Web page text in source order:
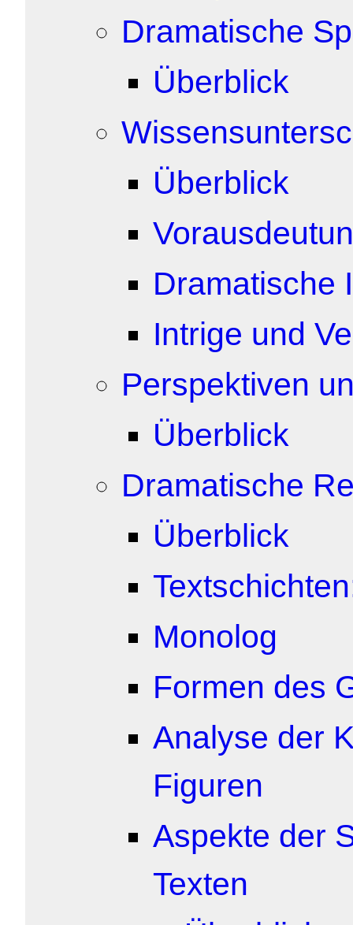
Dramatische
Überblick
Überblick
Dramatische
Intrige und
Perspektiven
Überblick
Dramatische
Überblick
Monolog
Formen des
Analyse der
Figuren
Aspekte der
Texten